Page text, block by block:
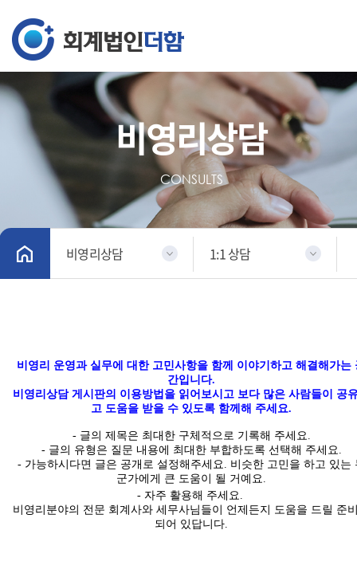
비영리상담
CONSULTS
비영리상담 1:1 상담
비영리 운영과 실무에 대한 고민사항을 함께 이야기하고 해결해가는
간입니다.
비영리상담 게시판의 이용방법을 읽어보시고 보다 많은 사람들이 공
고 도움을 받을 수 있도록 함께해 주세요.
- 글의 제목은 최대한 구체적 으로 기록해 주세요.
- 글의 유형은 질문 내용에 최대한 부합하도록 선택해 주세요.
- 가능하시다면 글은 공개 로 설정해주세요. 비슷한 고민을 하고 있는
군가에게 큰 도움이 될 거예요.
- 자주 활용해 주세요.
비영리분야의 전문 회계사와 세무사님들이 언제든지 도움을 드릴 준
되어 있답니다.